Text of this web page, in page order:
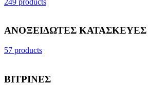
ΑΝΟΞΕΙΔΩΤΕΣ ΚΑΤΑΣΚΕΥΕΣ
57 products
ΒΙΤΡΙΝΕΣ